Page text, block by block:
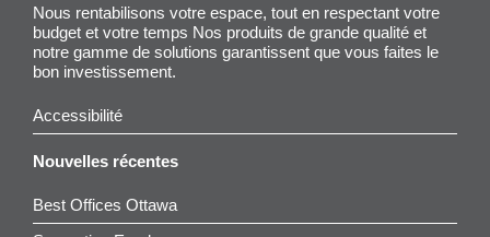
Nous rentabilisons votre espace, tout en respectant votre
budget et votre temps Nos produits de grande qualité et
notre gamme de solutions garantissent que vous faites le
bon investissement.
Accessibilité
Nouvelles récentes
Best Offices Ottawa